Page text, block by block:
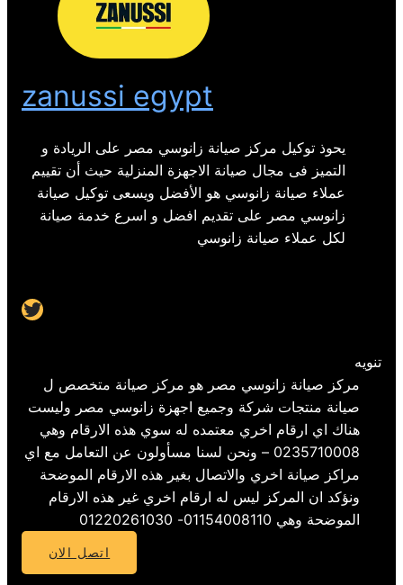
zanussi egypt
يحوذ توكيل مركز صيانة زانوسي مصر على الريادة و
التميز فى مجال صيانة الاجهزة المنزلية حيث أن تقييم
عملاء صيانة زانوسي هو الأفضل ويسعى توكيل صيانة
زانوسي مصر على تقديم افضل و اسرع خدمة صيانة
لكل عملاء صيانة زانوسي
Twitter
تنويه
مركز صيانة زانوسي مصر هو مركز صيانة متخصص ل
صيانة منتجات شركة وجميع اجهزة زانوسي مصر وليست
هناك اي ارقام اخري معتمده له سوي هذه الارقام وهي
0235710008 – ونحن لسنا مسأولون عن التعامل مع اي
مراكز صيانة اخري والاتصال بغير هذه الارقام الموضحة
ونؤكد ان المركز ليس له ارقام اخري غير هذه الارقام
الموضحة وهي 01154008110- 01220261030
اتصل الان